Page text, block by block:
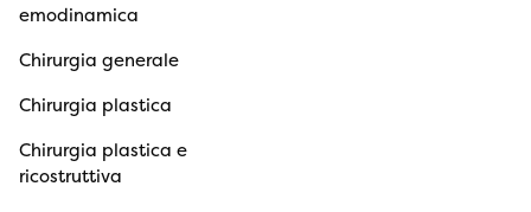
emodinamica
Chirurgia generale
Chirurgia plastica
Chirurgia plastica e
ricostruttiva